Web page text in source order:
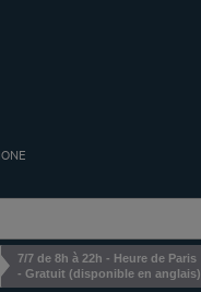
7/7 de 8h à 22h - Heure de Paris
- Gratuit (disponible en anglais)